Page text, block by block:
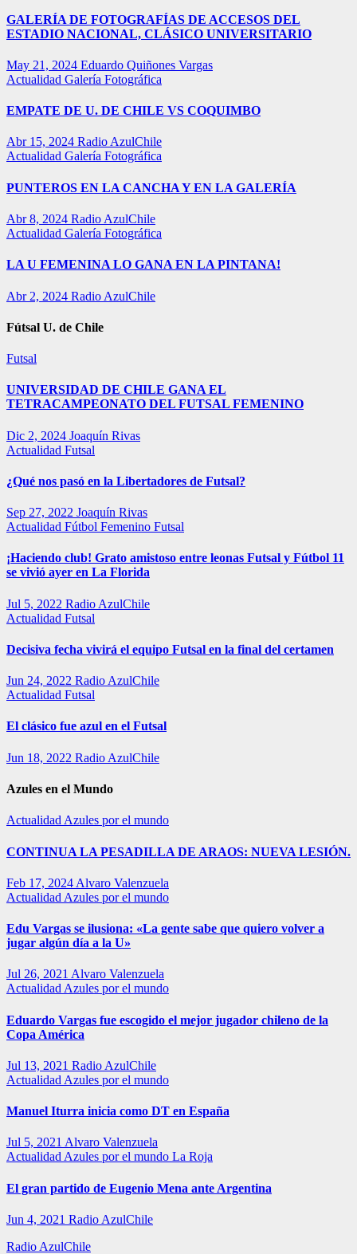
GALERÍA DE FOTOGRAFÍAS DE ACCESOS DEL
ESTADIO NACIONAL, CLÁSICO UNIVERSITARIO
May 21, 2024 Eduardo Quiñones Vargas
Actualidad Galería Fotográfica
EMPATE DE U. DE CHILE VS COQUIMBO
Abr 15, 2024 Radio AzulChile
Actualidad Galería Fotográfica
PUNTEROS EN LA CANCHA Y EN LA GALERÍA
Abr 8, 2024 Radio AzulChile
Actualidad Galería Fotográfica
LA U FEMENINA LO GANA EN LA PINTANA!
Abr 2, 2024 Radio AzulChile
Fútsal U. de Chile
Futsal
UNIVERSIDAD DE CHILE GANA EL
TETRACAMPEONATO DEL FUTSAL FEMENINO
Dic 2, 2024 Joaquín Rivas
Actualidad Futsal
¿Qué nos pasó en la Libertadores de Futsal?
Sep 27, 2022 Joaquín Rivas
Actualidad Fútbol Femenino Futsal
¡Haciendo club! Grato amistoso entre leonas Futsal y Fútbol 11
se vivió ayer en La Florida
Jul 5, 2022 Radio AzulChile
Actualidad Futsal
Decisiva fecha vivirá el equipo Futsal en la final del certamen
Jun 24, 2022 Radio AzulChile
Actualidad Futsal
El clásico fue azul en el Futsal
Jun 18, 2022 Radio AzulChile
Azules en el Mundo
Actualidad Azules por el mundo
CONTINUA LA PESADILLA DE ARAOS: NUEVA LESIÓN.
Feb 17, 2024 Alvaro Valenzuela
Actualidad Azules por el mundo
Edu Vargas se ilusiona: «La gente sabe que quiero volver a
jugar algún día a la U»
Jul 26, 2021 Alvaro Valenzuela
Actualidad Azules por el mundo
Eduardo Vargas fue escogido el mejor jugador chileno de la
Copa América
Jul 13, 2021 Radio AzulChile
Actualidad Azules por el mundo
Manuel Iturra inicia como DT en España
Jul 5, 2021 Alvaro Valenzuela
Actualidad Azules por el mundo La Roja
El gran partido de Eugenio Mena ante Argentina
Jun 4, 2021 Radio AzulChile
Radio AzulChile